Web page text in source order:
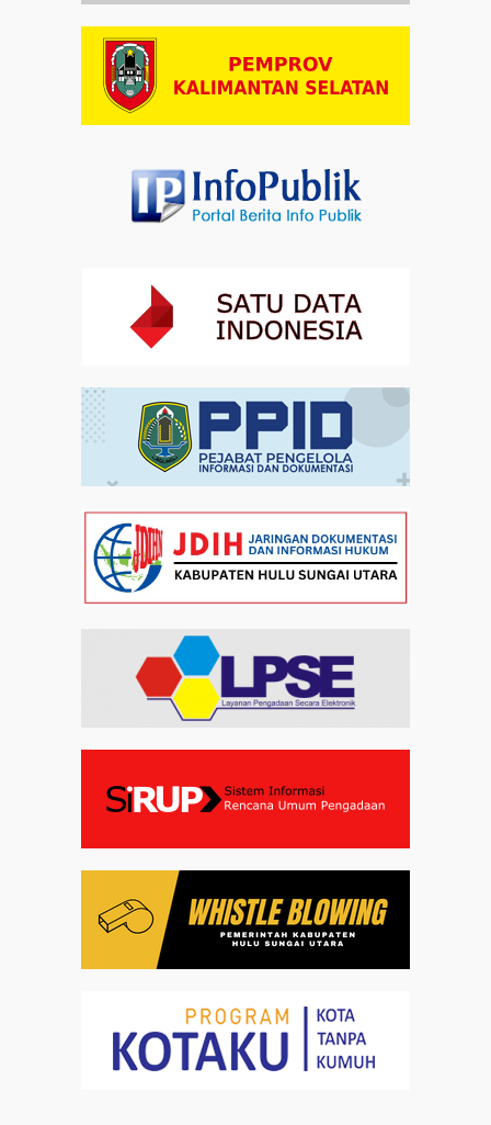
Dalam Zikir dan Doa Kebangsaan, Tio Menemukan
Makna Keberagaman
Artikel 01-08-2026 18:00
Kebangsaan di Monas
31-07-2026 16:04
Pandang terhadap Penyandang Disabilitas